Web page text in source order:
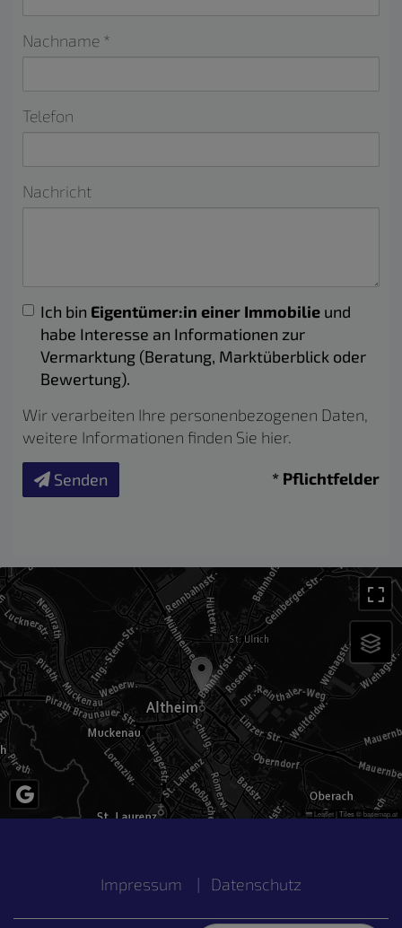
Nachname
Telefon
Nachricht
Ich bin Eigentümer:in einer Immobilie und
habe Interesse an Informationen zur
Vermarktung (Beratung, Marktüberblick oder
Bewertung).
Wir verarbeiten Ihre personenbezogenen Daten,
weitere Informationen finden Sie hier.
Senden * Pflichtfelder
Leaflet| Tiles ©basemap.at
Impressum | Datenschutz